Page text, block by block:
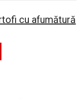
cu afumătură